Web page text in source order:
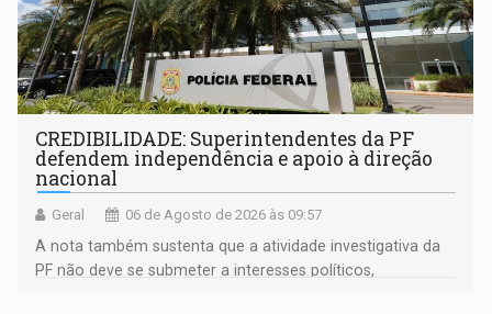
CREDIBILIDADE: Superintendentes da PF
defendem independência e apoio à direção
nacional
Geral 06 de Agosto de 2026 às 09:57
A nota também sustenta que a atividade investigativa da
PF não deve se submeter a interesses políticos,